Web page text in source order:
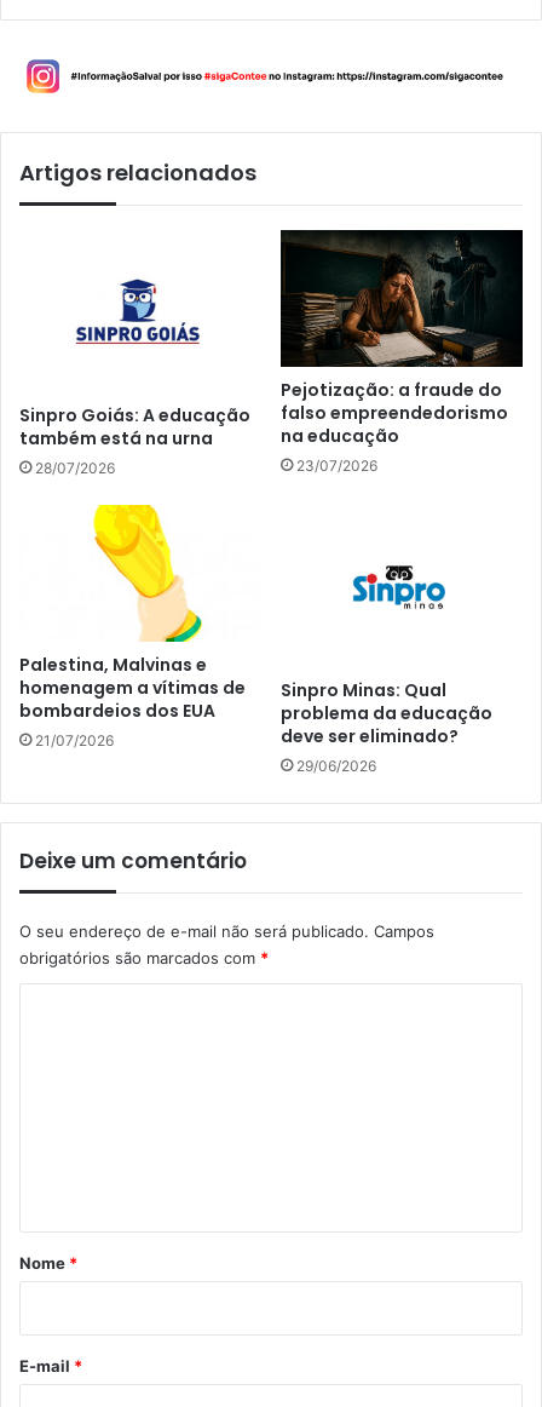
Artigos relacionados
Sinpro Goiás: A educação
também está na urna
28/07/2026
Pejotização: a fraude do
falso empreendedorismo
na educação
23/07/2026
Palestina, Malvinas e
homenagem a vítimas de
bombardeios dos EUA
21/07/2026
Sinpro Minas: Qual
problema da educação
deve ser eliminado?
29/06/2026
Deixe um comentário
O seu endereço de e-mail não será publicado. Campos
obrigatórios são marcados com *
r
*
Nome *
E-mail *